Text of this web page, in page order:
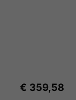
€ 359,58